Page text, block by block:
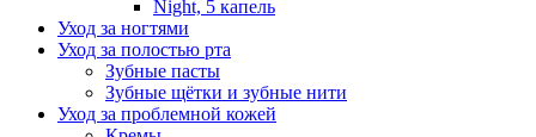
Night, 5 капель
Уход за ногтями
Уход за полостью рта
Зубные пасты
Зубные щётки и зубные нити
Уход за проблемной кожей